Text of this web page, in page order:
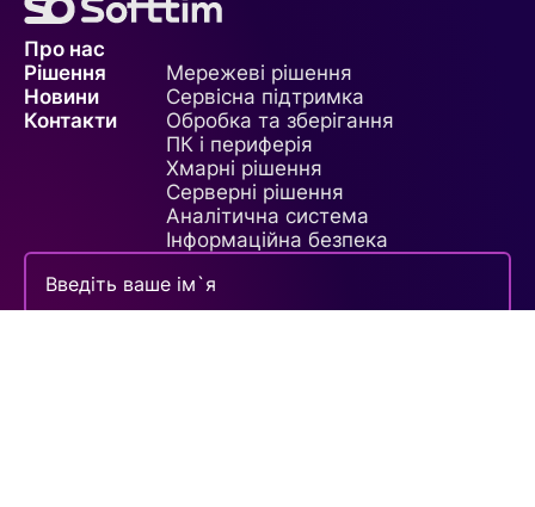
Про нас
Рішення
Мережеві рішення
Сервісна підтримка
Обробка та зберігання
ПК і периферія
Хмарні рішення
Серверні рішення
Аналітична система
Інформаційна безпека
Новини
Контакти